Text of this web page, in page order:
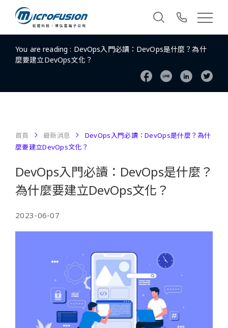
You are reading : DevOps入門必讀：DevOps是什麼？為什
麼要建立DevOps文化？
首頁 最新消息
DevOps入門必讀：DevOps是什麼？為什
麼要建立DevOps文化？
DevOps入門必讀：DevOps是什麼？
為什麼要建立DevOps文化？
2023-06-07